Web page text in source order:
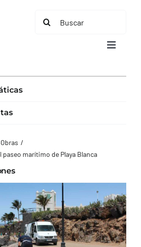
Buscar:
Toggle
paseo marítimo de Playa Blanca